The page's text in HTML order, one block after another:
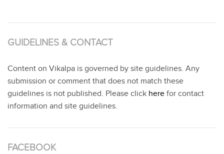
GUIDELINES & CONTACT
Content on Vikalpa is governed by site guidelines. Any
submission or comment that does not match these
guidelines is not published. Please click here for contact
information and site guidelines.
FACEBOOK